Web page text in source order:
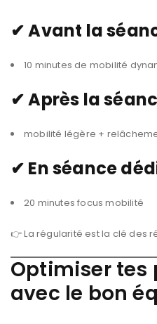
✔ Avant la
10 minutes de mobilité
✔ Après la
mobilité légère +
✔ En séance
20 minutes focus mobilité
👉 La régularité est la clé des
Optimiser tes
avec le bon